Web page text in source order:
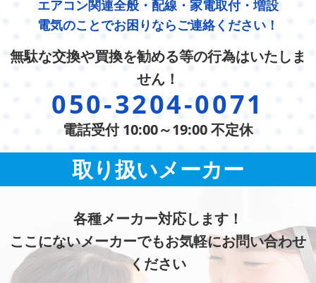
エアコン関連全般・配線・家電取付・増設
電気のことでお困りならご連絡ください！
無駄な交換や買換を勧める等の行為はいたしま
せん！
050-3204-0071
電話受付 10:00～19:00 不定休
取り扱いメーカー
各種メーカー対応します！
ここにないメーカーでもお気軽にお問い合わせ
ください